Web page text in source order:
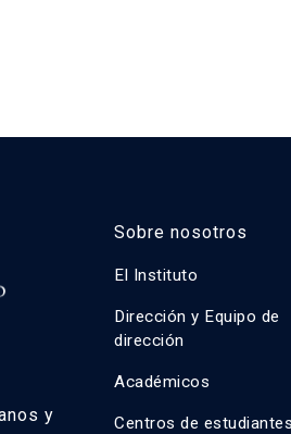
y
Sobre nosotros
El Instituto
Dirección y Equipo de
dirección
Académicos
Centros de estudiantes